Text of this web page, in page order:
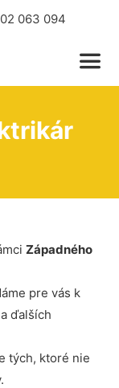
063 094
Západného
pre vás k
ďalších
tých, ktoré nie